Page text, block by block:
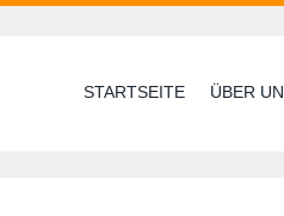
ÜBER
STARTSEITE